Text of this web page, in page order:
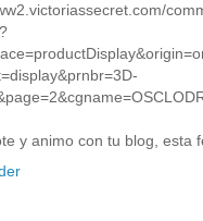
y animo con tu blog, esta